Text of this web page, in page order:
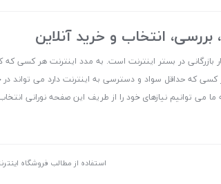
بررسی، انتخاب و خرید آنلاین
بازرگانی در بستر اینترنت است. به مدد اینترنت هر کسی
هر کسی که حداقل سواد و دسترسی به اینترنت دارد می
توانیم نیازهای خود را از طریف این صفحه نورانی
استفاده از مطالب فروشگاه